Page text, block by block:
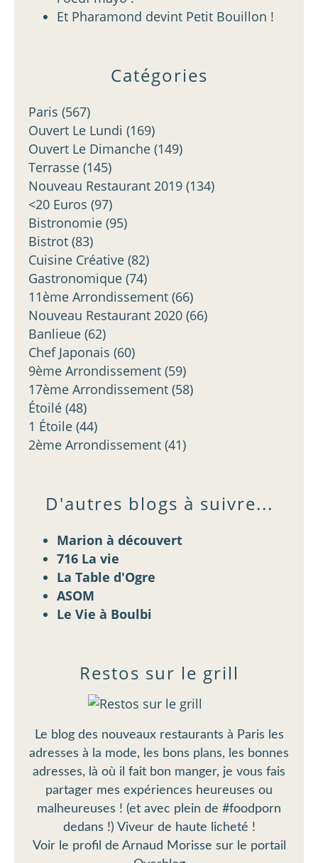
Catégories
Paris (567)
Ouvert Le Lundi (169)
Ouvert Le Dimanche (149)
Terrasse (145)
Nouveau Restaurant 2019 (134)
<20 Euros (97)
Bistronomie (95)
Bistrot (83)
Cuisine Créative (82)
Gastronomique (74)
11ème Arrondissement (66)
Nouveau Restaurant 2020 (66)
Banlieue (62)
Chef Japonais (60)
9ème Arrondissement (59)
17ème Arrondissement (58)
Étoilé (48)
1 Étoile (44)
2ème Arrondissement (41)
Restos sur le grill
Le blog des nouveaux restaurants à Paris les
adresses à la mode, les bons plans, les bonnes
adresses, là où il fait bon manger, je vous fais
partager mes expériences heureuses ou
malheureuses ! (et avec plein de #foodporn
dedans !) Viveur de haute licheté !
Voir le profil de Arnaud Morisse sur le portail
D'autres blogs à suivre...
Marion à découvert
716 La vie
La Table d'Ogre
ASOM
Le Vie à Boulbi
Et Pharamond devint Petit Bouillon !